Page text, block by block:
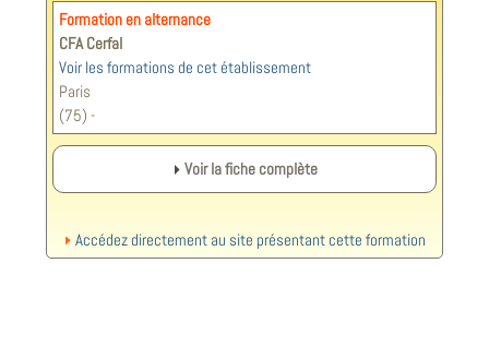
Formation en alternance
CFA Cerfal
Voir les formations de cet établissement
Paris
(75) -
Voir la fiche complète
Accédez directement au site présentant cette formation